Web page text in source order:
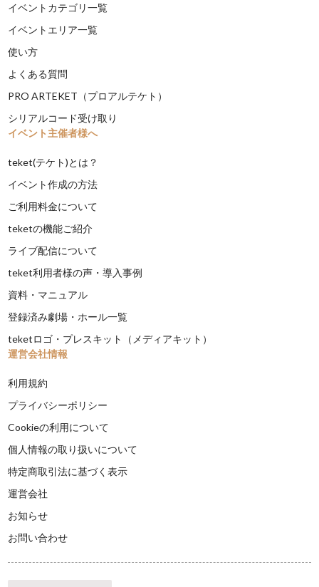
イベントカテゴリ一覧
イベントエリア一覧
使い方
よくある質問
PRO ARTEKET（プロアルテケト）
シリアルコード受け取り
イベント主催者様へ
teket(テケト)とは？
イベント作成の方法
ご利用料金について
teketの機能ご紹介
ライブ配信について
teket利用者様の声・導入事例
資料・マニュアル
登録済み劇場・ホール一覧
teketロゴ・プレスキット（メディアキット）
運営会社情報
利用規約
プライバシーポリシー
Cookieの利用について
個人情報の取り扱いについて
特定商取引法に基づく表示
運営会社
お知らせ
お問い合わせ